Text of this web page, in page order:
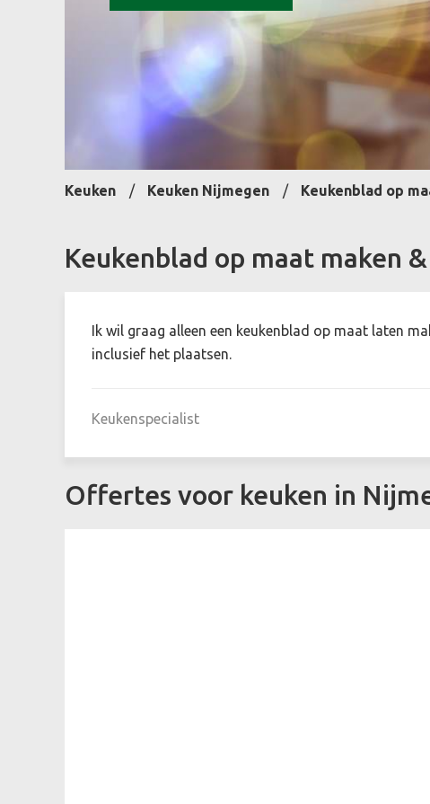
Keuken Keuken Nijmegen Keukenblad op
Keukenblad op maat maken
Ik wil graag alleen een keukenblad op maat laten
inclusief het plaatsen.
Keukenspecialist
Offertes voor keuken in